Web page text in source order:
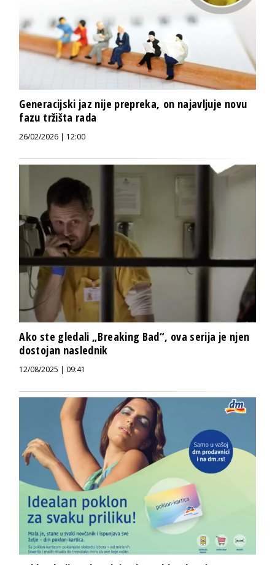
Generacijski jaz nije prepreka, on najavljuje novu
fazu tržišta rada
26/02/2026 | 12:00
Ako ste gledali „Breaking Bad“, ova serija je njen
dostojan naslednik
12/08/2025 | 09:41